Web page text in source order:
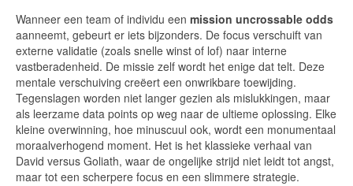
Wanneer een team of individu een mission uncrossable odds
aanneemt, gebeurt er iets bijzonders. De focus verschuift van
externe validatie (zoals snelle winst of lof) naar interne
vastberadenheid. De missie zelf wordt het enige dat telt. Deze
mentale verschuiving creëert een onwrikbare toewijding.
Tegenslagen worden niet langer gezien als mislukkingen, maar
als leerzame data points op weg naar de ultieme oplossing. Elke
kleine overwinning, hoe minuscuul ook, wordt een monumentaal
moraalverhogend moment. Het is het klassieke verhaal van
David versus Goliath, waar de ongelijke strijd niet leidt tot angst,
maar tot een scherpere focus en een slimmere strategie.